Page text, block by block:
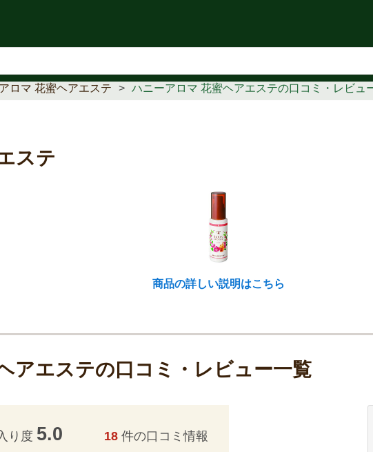
導入のお知らせ
ロマ 花蜜ヘアエステ ハニーアロマ 花蜜ヘアエステの口コミ・レビュ
ステ
商品の詳しい説明はこちら
アエステの口コミ・レビュー一覧
り度 5.0 18 件の口コミ情報